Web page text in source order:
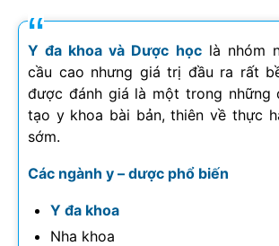
Y đa khoa và Dược họclà nhóm
cầu cao nhưng giá trị đầu ra rất
được đánh giá là một trong những
tạo y khoa bài bản, thiên về thực
sớm.
Các ngành y – dược phổ biến
Y đa khoa
Nha khoa